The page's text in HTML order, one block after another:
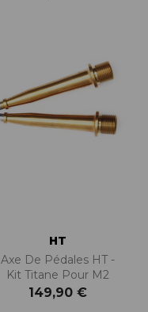
HT
Axe De Pédales HT -
Kit Titane Pour M2
149,90 €